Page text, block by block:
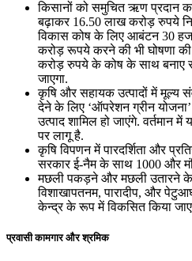
किसानों को समुचित ऋण प्रदान
बढ़ाकर 16.50 लाख करोड़ रुपये
विकास कोष के लिए आबंटन 30
करोड़ रूपये करने की भी घोषणा की
करोड़ रुपये के कोष के साथ बनाए
जाएगा.
कृषि और सहायक उत्पादों में मूल्य
देने के लिए ‘ऑपरेशन ग्रीन
उत्पाद शामिल हो जाएंगे. वर्तमान
पर लागू है.
कृषि विपणन में पारदर्शिता और
सरकार ई-नैम के साथ 1000 और
मछली पकड़ने और मछली उतारने के
विशाखापतनम, पारादीप, और
केन्द्र के रूप में विकसित किया
प्रवासी कामगार और श्रमिक